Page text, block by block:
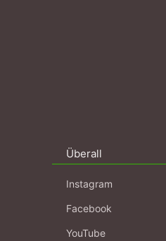
Überall
Instagram
Facebook
YouTube